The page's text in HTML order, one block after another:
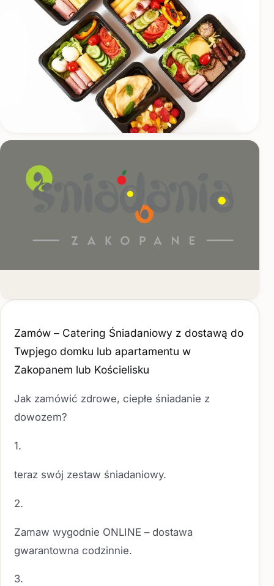
Zamów – Catering Śniadaniowy z dostawą do
Twpjego domku lub apartamentu w
Zakopanem lub Kościelisku
Jak zamówić zdrowe, ciepłe śniadanie z
dowozem?
1.
teraz swój zestaw śniadaniowy.
2.
Zamaw wygodnie ONLINE – dostawa
gwarantowna codzinnie.
3.